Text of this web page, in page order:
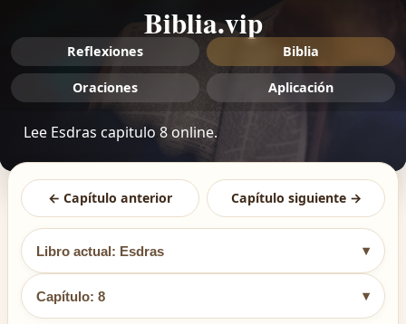
Biblia.vip
Reflexiones Biblia
Oraciones Aplicación
Lee Esdras capitulo 8 online.
← Capítulo anterior Capítulo siguiente →
Libro actual: Esdras ▾
Capítulo: 8 ▾